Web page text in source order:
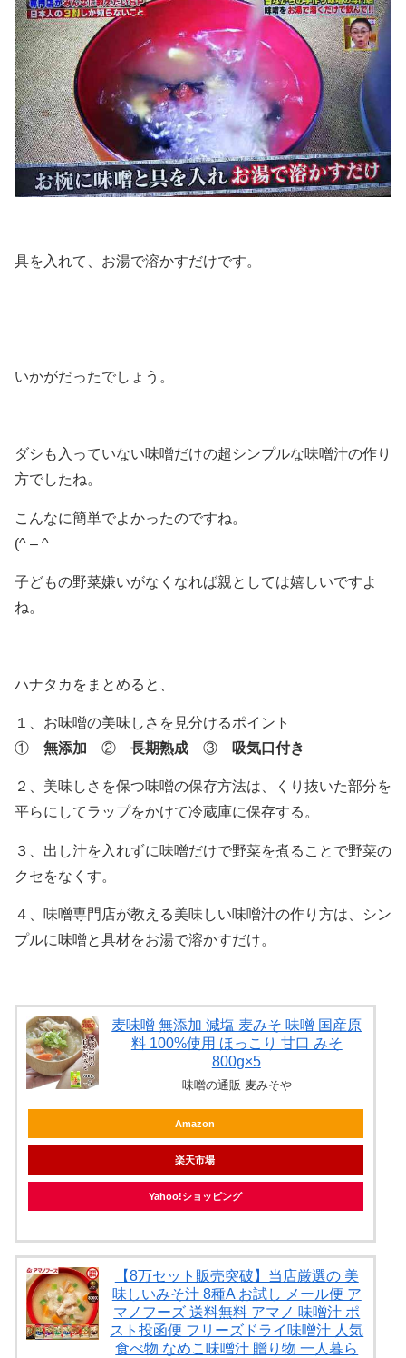
具を入れて、お湯で溶かすだけです。
いかがだったでしょう。
ダシも入っていない味噌だけの超シンプルな味噌汁の作り
方でしたね。
こんなに簡単でよかったのですね。
(^ – ^
子どもの野菜嫌いがなくなれば親としては嬉しいですよ
ね。
ハナタカをまとめると、
１、お味噌の美味しさを見分けるポイント
① 無添加 ② 長期熟成 ③ 吸気口付き
２、美味しさを保つ味噌の保存方法は、くり抜いた部分を
平らにしてラップをかけて冷蔵庫に保存する。
３、出し汁を入れずに味噌だけで野菜を煮ることで野菜の
クセをなくす。
４、味噌専門店が教える美味しい味噌汁の作り方は、シン
プルに味噌と具材をお湯で溶かすだけ。
麦味噌 無添加 減塩 麦みそ 味噌 国産原
料 100%使用 ほっこり 甘口 みそ
800g×5
味噌の通販 麦みそや
Amazon
楽天市場
Yahoo!ショッピング
【8万セット販売突破】当店厳選の 美
味しいみそ汁 8種A お試し メール便 ア
マノフーズ 送料無料 アマノ 味噌汁 ポ
スト投函便 フリーズドライ味噌汁 人気
食べ物 なめこ味噌汁 贈り物 一人暮ら